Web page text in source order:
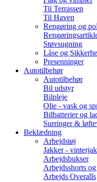
Til Terrassen
Til Haven
Rengøring og
Støvsugning
Låse og
Presenninger
Autotilbehør
Autotilbehør
Bil udstyr
Bilpleje
Olie - vask og
Bilbatterier og
Surringer &
Beklædning
Arbejdstøj
Jakker -
Arbejdsbukser
Arbejdsshorts
Arbejds Overalls